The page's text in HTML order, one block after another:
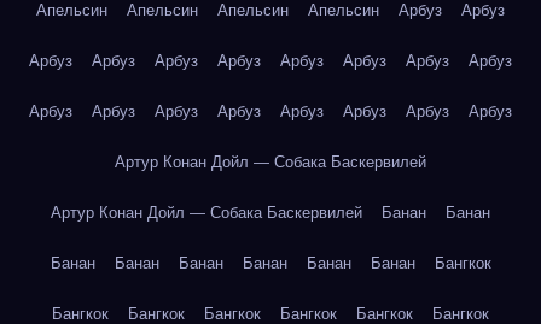
Апельсин Апельсин Апельсин Апельсин Арбуз Арбуз
Арбуз Арбуз Арбуз Арбуз Арбуз Арбуз Арбуз Арбуз
Арбуз Арбуз Арбуз Арбуз Арбуз Арбуз Арбуз Арбуз
Артур Конан Дойл — Собака Баскервилей
Артур Конан Дойл — Собака Баскервилей Банан Банан
Банан Банан Банан Банан Банан Банан Бангкок
Бангкок Бангкок Бангкок Бангкок Бангкок Бангкок